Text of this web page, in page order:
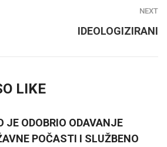
NEXT
IDEOLOGIZIRANI
LIKE
JE ODOBRIO ODAVANJE
POČASTI I SLUŽBENO